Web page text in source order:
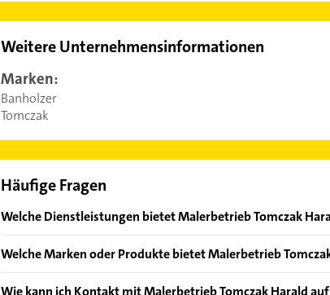
Weitere Unternehmensinformationen
Marken:
Banholzer
Tomczak
Häufige Fragen
Welche Dienstleistungen bietet Malerbetrieb Tomczak
Welche Marken oder Produkte bietet Malerbetrieb
Wie kann ich Kontakt mit Malerbetrieb Tomczak Harald